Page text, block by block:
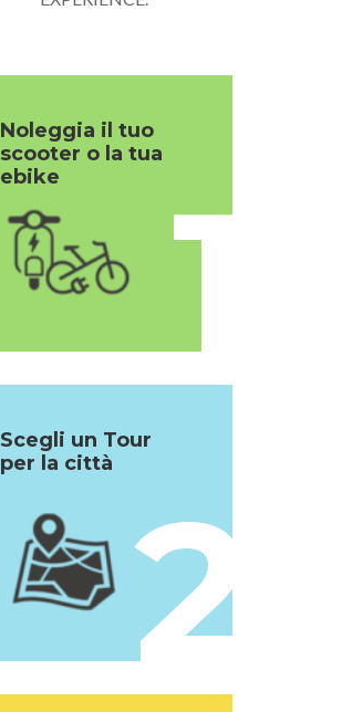
1
Noleggia il tuo
scooter o la tua
ebike
2
Scegli un Tour
per la città